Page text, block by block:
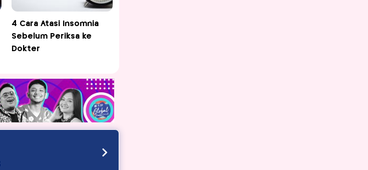
4 Cara Atasi Insomnia
Sebelum Periksa ke
Dokter